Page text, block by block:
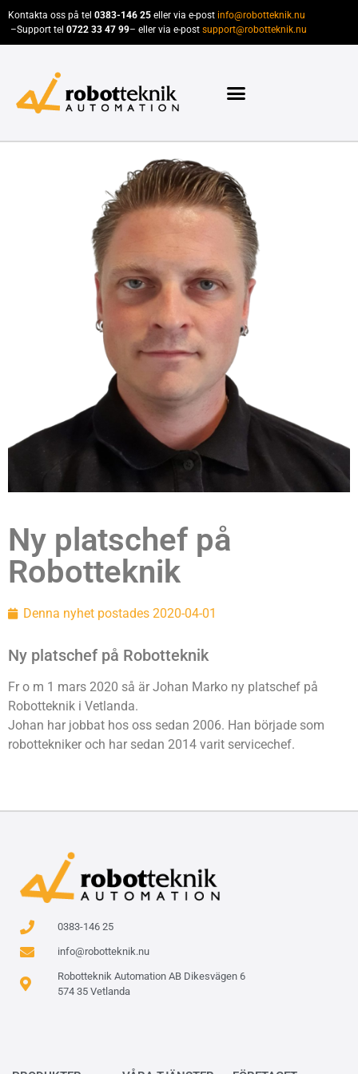
Kontakta oss på tel 0383-146 25 eller via e-post info@robotteknik.nu
–Support tel 0722 33 47 99– eller via e-post support@robotteknik.nu
Ny platschef på
Robotteknik
Denna nyhet postades 2020-04-01
Ny platschef på Robotteknik
Fr o m 1 mars 2020 så är Johan Marko ny platschef på
Robotteknik i Vetlanda.
Johan har jobbat hos oss sedan 2006. Han började som
robottekniker och har sedan 2014 varit servicechef.
0383-146 25
info@robotteknik.nu
Robotteknik Automation AB Dikesvägen 6
574 35 Vetlanda